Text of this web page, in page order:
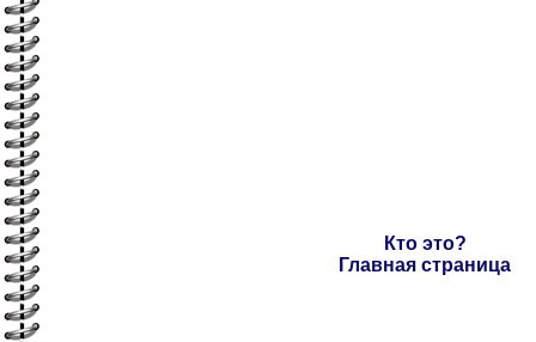
Кто это?
Главная страница